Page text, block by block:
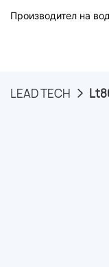
Производител на
LEAD TECH